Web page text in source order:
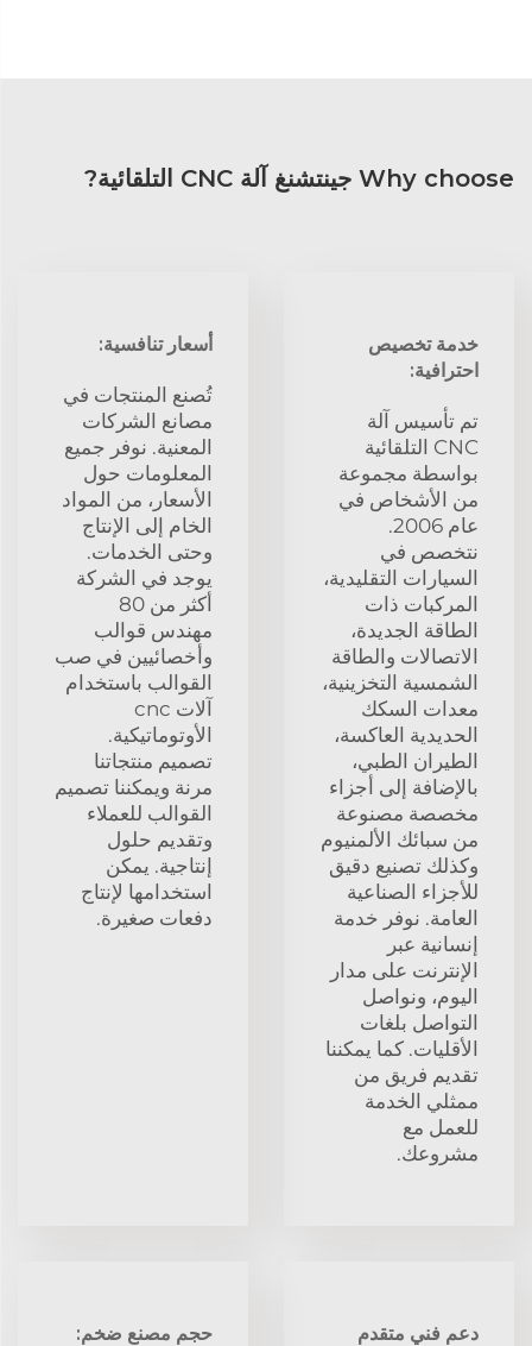
Why choose جينتشنغ آلة CNC التلقائية?
خدمة تخصيص
احترافية:
تم تأسيس آلة
CNC التلقائية
بواسطة مجموعة
من الأشخاص في
عام 2006.
نتخصص في
السيارات التقليدية،
المركبات ذات
الطاقة الجديدة،
الاتصالات والطاقة
الشمسية التخزينية،
معدات السكك
الحديدية العاكسة،
الطيران الطبي،
بالإضافة إلى أجزاء
مخصصة مصنوعة
من سبائك الألمنيوم
وكذلك تصنيع دقيق
للأجزاء الصناعية
العامة. نوفر خدمة
إنسانية عبر
الإنترنت على مدار
اليوم، ونواصل
التواصل بلغات
الأقليات. كما يمكننا
تقديم فريق من
ممثلي الخدمة
للعمل مع
مشروعك.
أسعار تنافسية:
تُصنع المنتجات في
مصانع الشركات
المعنية. نوفر جميع
المعلومات حول
الأسعار، من المواد
الخام إلى الإنتاج
وحتى الخدمات.
يوجد في الشركة
أكثر من 80
مهندس قوالب
وأخصائيين في صب
القوالب باستخدام
آلات cnc
الأوتوماتيكية.
تصميم منتجاتنا
مرنة ويمكننا تصميم
القوالب للعملاء
وتقديم حلول
إنتاجية. يمكن
استخدامها لإنتاج
دفعات صغيرة.
دعم فني متقدم
حجم مصنع ضخم: